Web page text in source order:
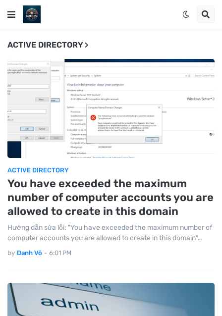
ACTIVE DIRECTORY
ACTIVE DIRECTORY
You have exceeded the maximum
number of computer accounts you are
allowed to create in this domain
Hướng dẫn sửa lỗi: "You have exceeded the maximum number of
computer accounts you are allowed to create in this domain"…
by Danh Võ - 6:01 PM